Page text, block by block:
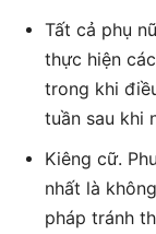
Tất cả phụ
thực hiện
trong khi
tuần sau khi
Kiêng cữ.
nhất là
pháp tránh